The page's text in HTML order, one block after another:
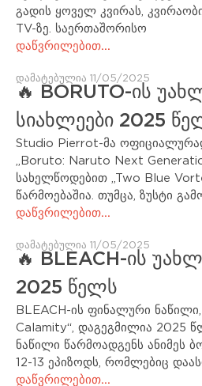
გადის ყოველ კვირას,
TV-ზე. საერთაშორისო
დაწვრილებით...
დამატებულია 11/05/2025
🔥 BORUTO-ის
სიახლეები 2025
Studio Pierrot-მა
„Boruto: Naruto Next
სახელწოდებით „Two Blue
წარმოებაშია. თუმცა, ზუსტი
დაწვრილებით...
დამატებულია 11/05/2025
🔥 BLEACH-ის
2025 წელს
BLEACH-ის ფინალური
Calamity“, დაგეგმილია 2025
ნაწილი წარმოადგენს ანიმეს
12-13 ეპიზოდს, რომლებიც
დაწვრილებით...